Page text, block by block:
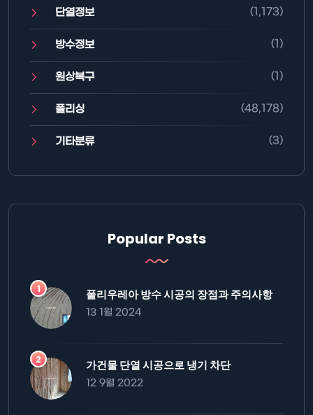
단열정보 (1,173)
방수정보 (1)
원상복구 (1)
폴리싱 (48,178)
기타분류 (3)
Popular Posts
폴리우레아 방수 시공의 장점과 주의사항
13 1월 2024
가건물 단열 시공으로 냉기 차단
12 9월 2022